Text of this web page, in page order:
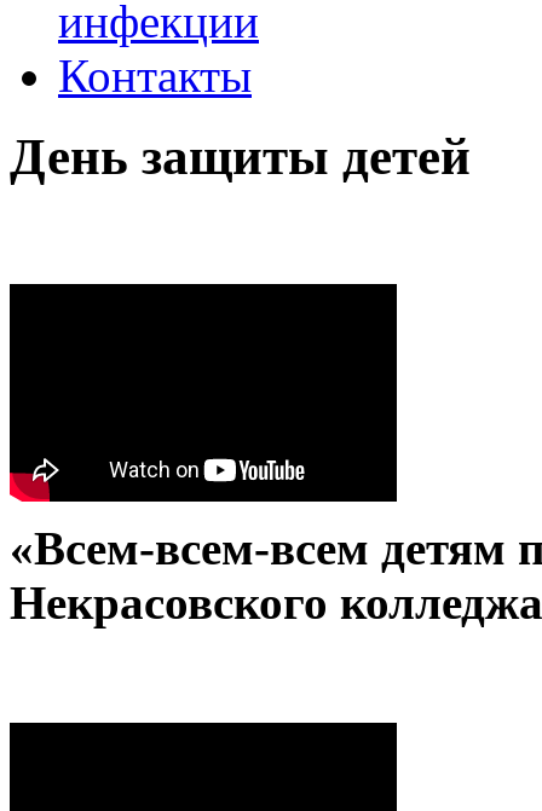
инфекции
Контакты
День защиты детей
«Всем-всем-всем детям
Некрасовского колледжа